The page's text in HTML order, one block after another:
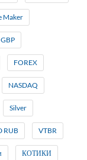
Maker
FOREX
NASDAQ
Silver
RUB VTBR
КОТИКИ